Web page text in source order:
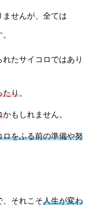
せんが、全ては
たサイコロではあり
たり。
かもしれません。
ロをふる前の準備や努
、それこそ人生が変わ